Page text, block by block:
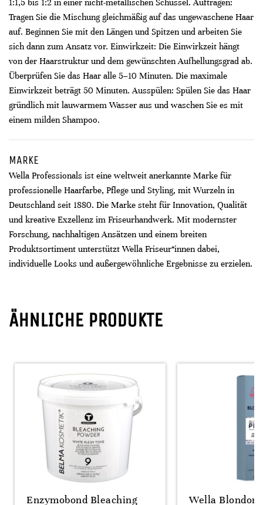
1:1,5 bis 1:2 in einer nicht-metallischen Schüssel. Auftragen:
Tragen Sie die Mischung gleichmäßig auf das ungewaschene Haar
auf. Beginnen Sie mit den Längen und Spitzen und arbeiten Sie
sich dann zum Ansatz vor. Einwirkzeit: Die Einwirkzeit hängt
von der Haarstruktur und dem gewünschten Aufhellungsgrad ab.
Überprüfen Sie das Haar alle 5–10 Minuten. Die maximale
Einwirkzeit beträgt 50 Minuten. Ausspülen: Spülen Sie das Haar
gründlich mit lauwarmem Wasser aus und waschen Sie es mit
einem milden Shampoo.
MARKE
Wella Professionals ist eine weltweit anerkannte Marke für
professionelle Haarfarbe, Pflege und Styling, mit Wurzeln in
Deutschland seit 1880. Die Marke steht für Innovation, Qualität
und kreative Exzellenz im Friseurhandwerk. Mit modernster
Forschung, nachhaltigen Ansätzen und einem breiten
Produktsortiment unterstützt Wella Friseur*innen dabei,
individuelle Looks und außergewöhnliche Ergebnisse zu erzielen.
ÄHNLICHE PRODUKTE
Enzymobond Bleaching
Wella